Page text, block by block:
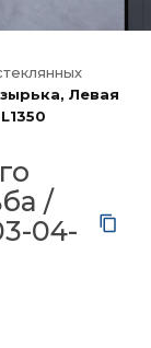
Левая
/
04-